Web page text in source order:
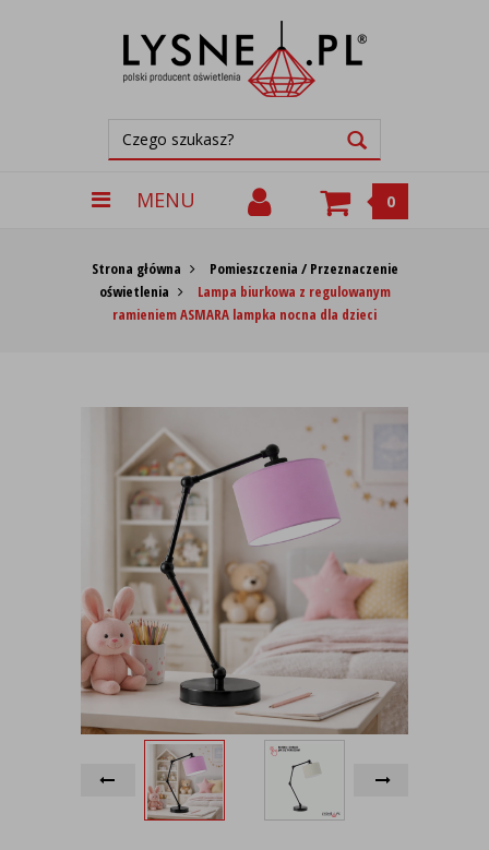
MENU 0
Strona główna
Pomieszczenia / Przeznaczenie
oświetlenia
Lampa biurkowa z regulowanym
ramieniem ASMARA lampka nocna dla dzieci